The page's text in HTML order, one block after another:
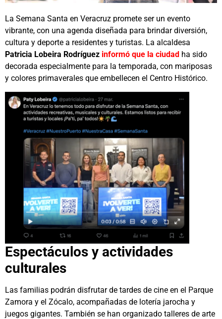
La Semana Santa en Veracruz promete ser un evento
vibrante, con una agenda diseñada para brindar diversión,
cultura y deporte a residentes y turistas. La alcaldesa
Patricia Lobeira Rodríguez informó que la ciudad ha sido
decorada especialmente para la temporada, con mariposas
y colores primaverales que embellecen el Centro Histórico.
Espectáculos y actividades
culturales
Las familias podrán disfrutar de tardes de cine en el Parque
Zamora y el Zócalo, acompañadas de lotería jarocha y
juegos gigantes. También se han organizado talleres de arte